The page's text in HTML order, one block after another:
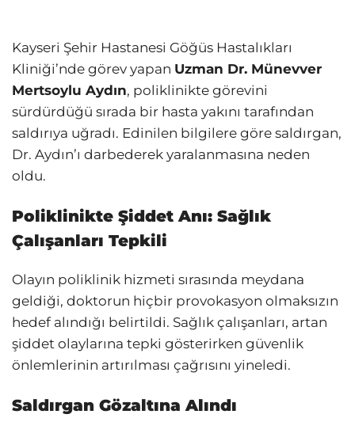
Kayseri Şehir Hastanesi Göğüs Hastalıkları
Kliniği’nde görev yapan Uzman Dr. Münevver
Mertsoylu Aydın, poliklinikte görevini
sürdürdüğü sırada bir hasta yakını tarafından
saldırıya uğradı. Edinilen bilgilere göre saldırgan,
Dr. Aydın’ı darbederek yaralanmasına neden
oldu.
Poliklinikte Şiddet Anı: Sağlık
Çalışanları Tepkili
Olayın poliklinik hizmeti sırasında meydana
geldiği, doktorun hiçbir provokasyon olmaksızın
hedef alındığı belirtildi. Sağlık çalışanları, artan
şiddet olaylarına tepki gösterirken güvenlik
önlemlerinin artırılması çağrısını yineledi.
Saldırgan Gözaltına Alındı